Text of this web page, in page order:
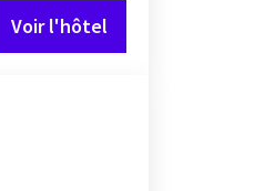
Voir l'hôtel